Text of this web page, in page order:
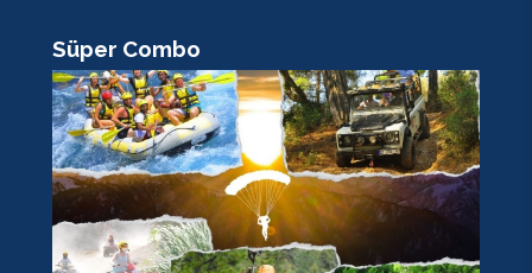
Süper Combo